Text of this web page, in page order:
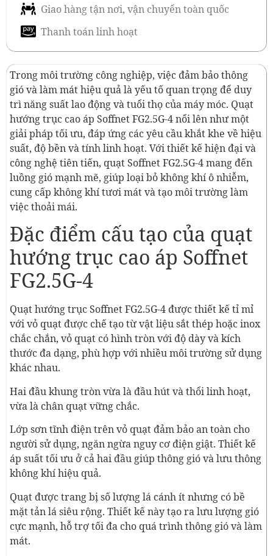
Giao hàng tận nơi, vận chuyển toàn quốc
Thanh toán linh hoạt
Trong môi trường công nghiệp, việc đảm bảo thông
gió và làm mát hiệu quả là yếu tố quan trọng để duy
trì năng suất lao động và tuổi thọ của máy móc. Quạt
hướng trục cao áp Soffnet FG2.5G-4 nổi lên như một
giải pháp tối ưu, đáp ứng các yêu cầu khắt khe về hiệu
suất, độ bền và tính linh hoạt. Với thiết kế hiện đại và
công nghệ tiên tiến, quạt Soffnet FG2.5G-4 mang đến
luồng gió mạnh mẽ, giúp loại bỏ không khí ô nhiễm,
cung cấp không khí tươi mát và tạo môi trường làm
việc thoải mái.
Đặc điểm cấu tạo của quạt
hướng trục cao áp Soffnet
FG2.5G-4
Quạt hướng trục Soffnet FG2.5G-4 được thiết kế tỉ mỉ
với vỏ quạt được chế tạo từ vật liệu sắt thép hoặc inox
chắc chắn, vỏ quạt có hình tròn với độ dày và kích
thước đa dạng, phù hợp với nhiều môi trường sử dụng
khác nhau.
Hai đầu khung tròn vừa là đầu hút và thổi linh hoạt,
vừa là chân quạt vững chắc.
Lớp sơn tĩnh điện trên vỏ quạt đảm bảo an toàn cho
người sử dụng, ngăn ngừa nguy cơ điện giật. Thiết kế
áp suất tối ưu ở cả hai đầu giúp thông gió và lưu thông
không khí hiệu quả.
Quạt được trang bị số lượng lá cánh ít nhưng có bề
mặt tản lá siêu rộng. Thiết kế này tạo ra lưu lượng gió
cực mạnh, hỗ trợ tối đa cho quá trình thông gió và làm
mát.